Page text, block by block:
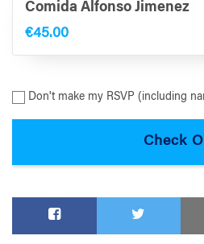
Comida Alfonso Jimenez
€45.00
Don't make my RSVP (including